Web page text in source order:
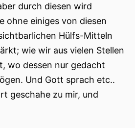
durch diesen wird
ohne einiges von diesen
Hülfs-Mitteln
wie wir aus vielen Stellen
wo dessen nur gedacht
Und Gott sprach etc..
geschahe zu mir, und